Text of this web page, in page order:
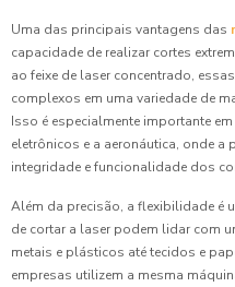
Uma das principais vantagens das
capacidade de realizar cortes
ao feixe de laser concentrado,
complexos em uma variedade de
Isso é especialmente importante
eletrônicos e a aeronáutica, onde a
integridade e funcionalidade dos
Além da precisão, a flexibilidade é
de cortar a laser podem lidar com
metais e plásticos até tecidos e
empresas utilizem a mesma